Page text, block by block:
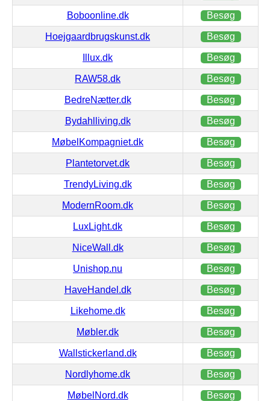
Boboonline.dk Besøg
Hoejgaardbrugskunst.dk Besøg
Illux.dk Besøg
RAW58.dk Besøg
BedreNætter.dk Besøg
Bydahlliving.dk Besøg
MøbelKompagniet.dk Besøg
Plantetorvet.dk Besøg
TrendyLiving.dk Besøg
ModernRoom.dk Besøg
LuxLight.dk Besøg
NiceWall.dk Besøg
Unishop.nu Besøg
HaveHandel.dk Besøg
Likehome.dk Besøg
Møbler.dk Besøg
Wallstickerland.dk Besøg
Nordlyhome.dk Besøg
MøbelNord.dk Besøg